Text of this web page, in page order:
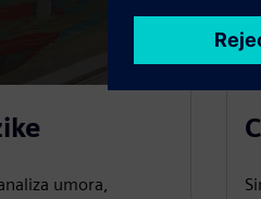
umora,